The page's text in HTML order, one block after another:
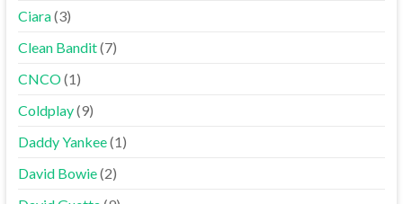
Ciara(3)
Clean Bandit(7)
CNCO(1)
Coldplay(9)
Daddy Yankee(1)
David Bowie(2)